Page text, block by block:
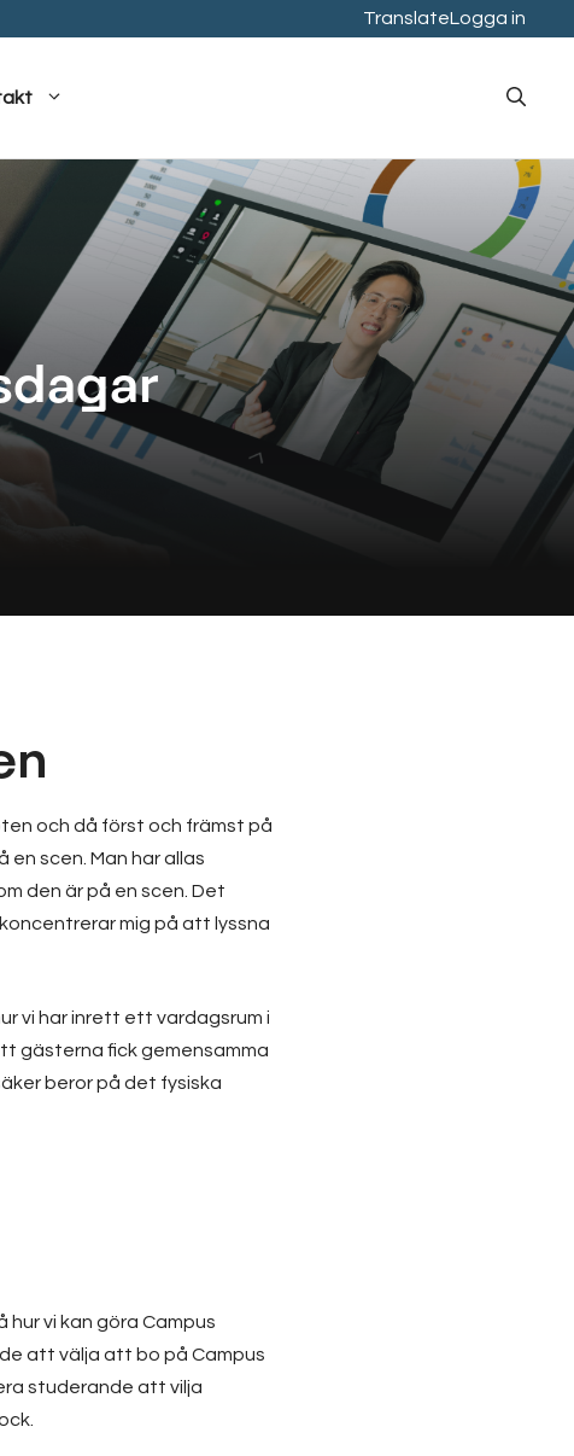
TranslateLogga in
och då först och främst på
scen. Man har allas
den är på en scen. Det
mig på att lyssna
vi har inrett ett vardagsrum i
gästerna fick gemensamma
beror på det fysiska
hur vi kan göra Campus
att välja att bo på Campus
studerande att vilja